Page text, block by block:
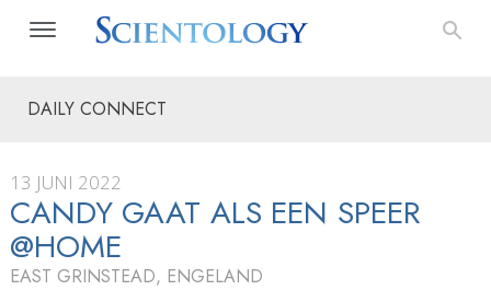
DAILY CONNECT
13 JUNI 2022
CANDY GAAT ALS EEN SPEER
@HOME
EAST GRINSTEAD, ENGELAND